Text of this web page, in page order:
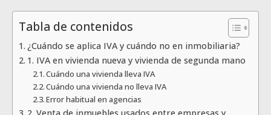
Tabla de contenidos
¿Cuándo se aplica IVA y cuándo no en inmobiliaria?
1. IVA en vivienda nueva y vivienda de segunda mano
Cuándo una vivienda lleva IVA
Cuándo una vivienda no lleva IVA
Error habitual en agencias